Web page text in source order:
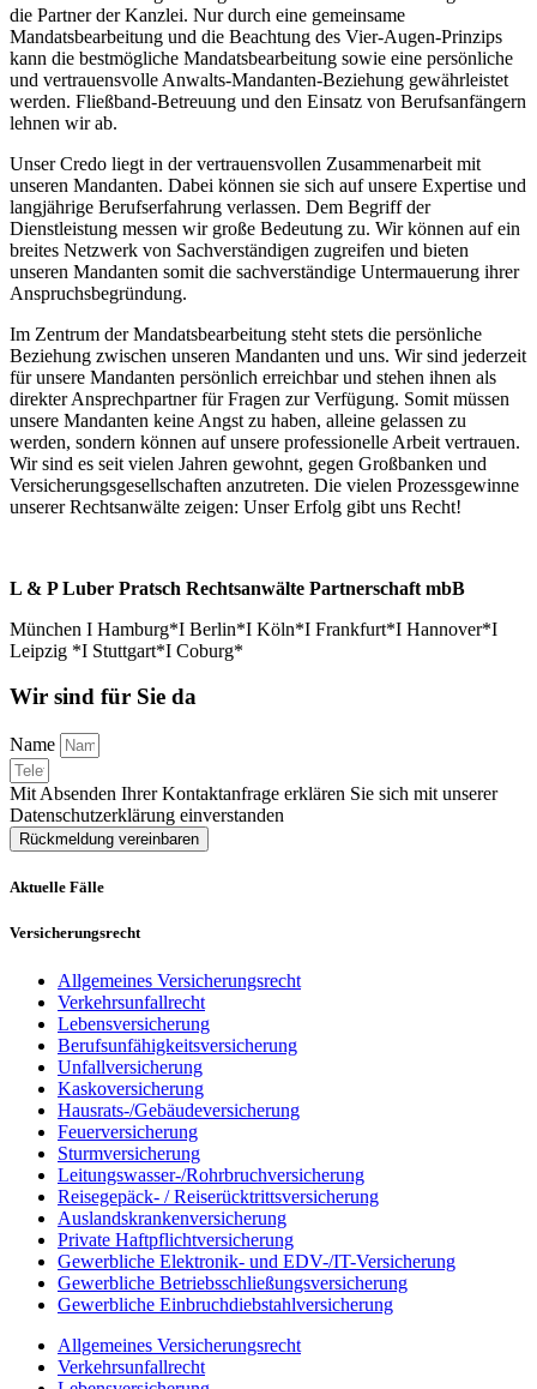
die Partner der Kanzlei. Nur durch eine gemeinsame
Mandatsbearbeitung und die Beachtung des Vier-Augen-Prinzips
kann die bestmögliche Mandatsbearbeitung sowie eine persönliche
und vertrauensvolle Anwalts-Mandanten-Beziehung gewährleistet
werden. Fließband-Betreuung und den Einsatz von Berufsanfängern
lehnen wir ab.
Unser Credo liegt in der vertrauensvollen Zusammenarbeit mit
unseren Mandanten. Dabei können sie sich auf unsere Expertise und
langjährige Berufserfahrung verlassen. Dem Begriff der
Dienstleistung messen wir große Bedeutung zu. Wir können auf ein
breites Netzwerk von Sachverständigen zugreifen und bieten
unseren Mandanten somit die sachverständige Untermauerung ihrer
Anspruchsbegründung.
Im Zentrum der Mandatsbearbeitung steht stets die persönliche
Beziehung zwischen unseren Mandanten und uns. Wir sind jederzeit
für unsere Mandanten persönlich erreichbar und stehen ihnen als
direkter Ansprechpartner für Fragen zur Verfügung. Somit müssen
unsere Mandanten keine Angst zu haben, alleine gelassen zu
werden, sondern können auf unsere professionelle Arbeit vertrauen.
Wir sind es seit vielen Jahren gewohnt, gegen Großbanken und
Versicherungsgesellschaften anzutreten. Die vielen Prozessgewinne
unserer Rechtsanwälte zeigen: Unser Erfolg gibt uns Recht!
L & P Luber Pratsch Rechtsanwälte Partnerschaft mbB
München I Hamburg*I Berlin*I Köln*I Frankfurt*I Hannover*I
Leipzig *I Stuttgart*I Coburg*
Wir sind für Sie da
Name
Mit Absenden Ihrer Kontaktanfrage erklären Sie sich mit unserer
Datenschutzerklärung einverstanden
Rückmeldung vereinbaren
Aktuelle Fälle
Versicherungsrecht
Allgemeines Versicherungsrecht
Verkehrsunfallrecht
Lebensversicherung
Berufsunfähigkeitsversicherung
Unfallversicherung
Kaskoversicherung
Hausrats-/Gebäudeversicherung
Feuerversicherung
Sturmversicherung
Leitungswasser-/Rohrbruchversicherung
Reisegepäck- / Reiserücktrittsversicherung
Auslandskrankenversicherung
Private Haftpflichtversicherung
Gewerbliche Elektronik- und EDV-/IT-Versicherung
Gewerbliche Betriebsschließungsversicherung
Gewerbliche Einbruchdiebstahlversicherung
Allgemeines Versicherungsrecht
Verkehrsunfallrecht